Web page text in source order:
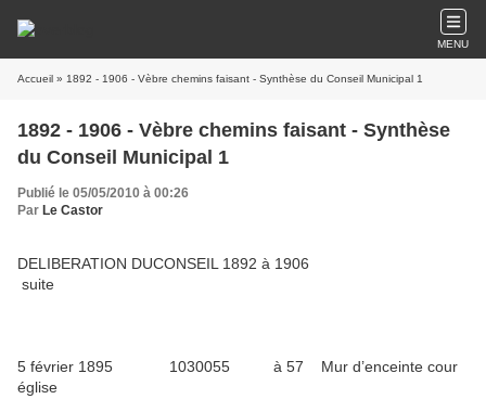
MENU
Accueil » 1892 - 1906 - Vèbre chemins faisant - Synthèse du Conseil Municipal 1
1892 - 1906 - Vèbre chemins faisant - Synthèse
du Conseil Municipal 1
Publié le 05/05/2010 à 00:26
Par Le Castor
DELIBERATION DUCONSEIL 1892 à 1906
suite
5 février 1895 1030055 à 57 Mur d’enceinte cour
église